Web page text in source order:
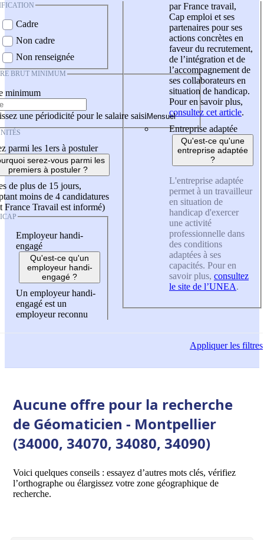
Cadre
Non cadre
Non renseignée
BRUT MINIMUM
minimum
une périodicité pour le salaire saisi
parmi les 1ers à postuler
serez-vous parmi les
premiers à postuler ?
de plus de 15 jours,
moins de 4 candidatures
France Travail est informé)
Employeur handi-
engagé
Qu'est-ce qu'un
employeur handi-
engagé ?
Un employeur handi-
engagé est un
employeur reconnu
par France travail,
Cap emploi et ses
partenaires pour ses
actions concrètes en
faveur du recrutement,
de l’intégration et de
l’accompagnement de
ses collaborateurs en
situation de handicap.
Pour en savoir plus,
consultez cet article.
Entreprise adaptée
Qu'est-ce qu'une
entreprise adaptée
?
L'entreprise adaptée
permet à un travailleur
en situation de
handicap d'exercer
une activité
professionnelle dans
des conditions
adaptées à ses
capacités. Pour en
savoir plus, consultez
le site de l’UNEA.
Appliquerles filtres
Aucune offre pour la recherche
de Géomaticien - Montpellier
(34000, 34070, 34080, 34090)
Voici quelques conseils : essayez d’autres mots clés, vérifiez
l’orthographe ou élargissez votre zone géographique de
recherche.